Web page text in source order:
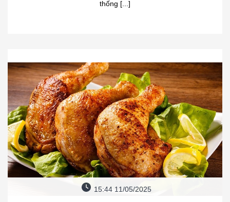
thống [...]
15:44 11/05/2025